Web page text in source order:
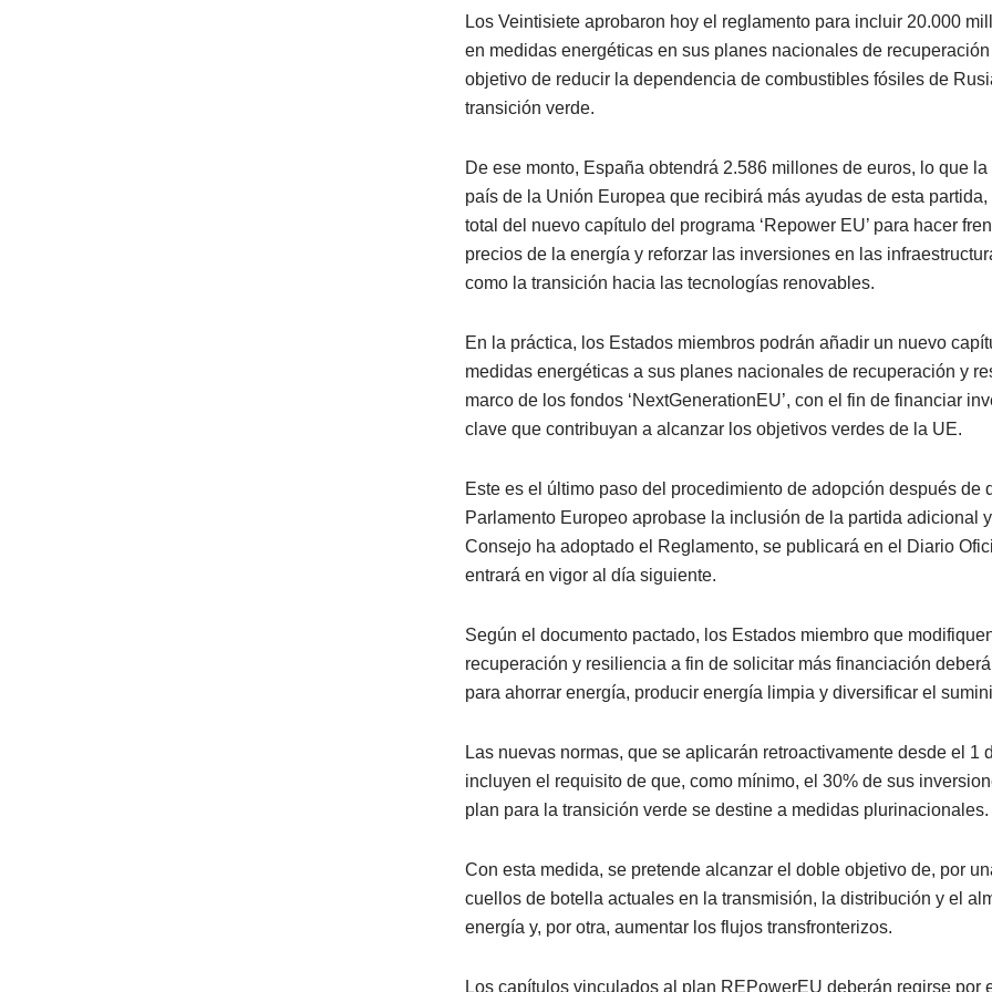
Los Veintisiete aprobaron hoy el reglamento para incluir 20.000
en medidas energéticas en sus planes nacionales de
objetivo de reducir la dependencia de combustibles fósiles de
transición verde.
De ese monto, España obtendrá 2.586 millones de euros, lo que
país de la Unión Europea que recibirá más ayudas de esta
total del nuevo capítulo del programa ‘Repower EU’ para hacer
precios de la energía y reforzar las inversiones en las
como la transición hacia las tecnologías renovables.
En la práctica, los Estados miembros podrán añadir un nuevo
medidas energéticas a sus planes nacionales de recuperación y
marco de los fondos ‘NextGenerationEU’, con el fin de financiar
clave que contribuyan a alcanzar los objetivos verdes de la UE.
Este es el último paso del procedimiento de adopción después de
Parlamento Europeo aprobase la inclusión de la partida adicional
Consejo ha adoptado el Reglamento, se publicará en el Diario
entrará en vigor al día siguiente.
Según el documento pactado, los Estados miembro que
recuperación y resiliencia a fin de solicitar más financiación
para ahorrar energía, producir energía limpia y diversificar el
Las nuevas normas, que se aplicarán retroactivamente desde el 1
incluyen el requisito de que, como mínimo, el 30% de sus
plan para la transición verde se destine a medidas plurinacionales.
Con esta medida, se pretende alcanzar el doble objetivo de, por
cuellos de botella actuales en la transmisión, la distribución y el
energía y, por otra, aumentar los flujos transfronterizos.
Los capítulos vinculados al plan REPowerEU deberán regirse por